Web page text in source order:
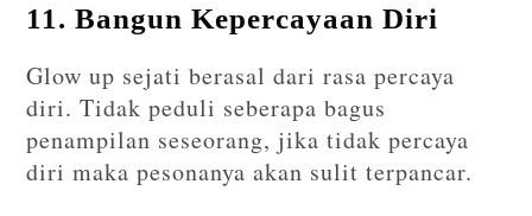
11. Bangun Kepercayaan Diri
Glow up sejati berasal dari rasa percaya
diri. Tidak peduli seberapa bagus
penampilan seseorang, jika tidak percaya
diri maka pesonanya akan sulit terpancar.